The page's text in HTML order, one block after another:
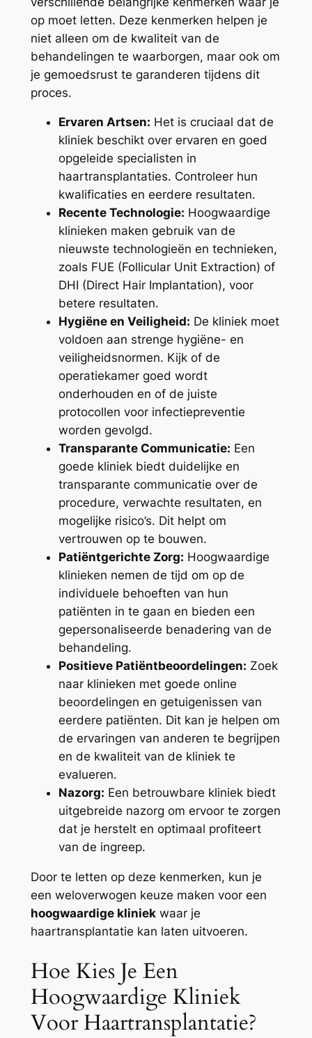
op moet letten. Deze kenmerken helpen je
niet alleen om de kwaliteit van de
behandelingen te waarborgen, maar ook om
je gemoedsrust te garanderen tijdens dit
proces.
Ervaren Artsen: Het is cruciaal dat de
kliniek beschikt over ervaren en goed
opgeleide specialisten in
haartransplantaties. Controleer hun
kwalificaties en eerdere resultaten.
Recente Technologie: Hoogwaardige
klinieken maken gebruik van de
nieuwste technologieën en technieken,
zoals FUE (Follicular Unit Extraction) of
DHI (Direct Hair Implantation), voor
betere resultaten.
Hygiëne en Veiligheid: De kliniek moet
voldoen aan strenge hygiëne- en
veiligheidsnormen. Kijk of de
operatiekamer goed wordt
onderhouden en of de juiste
protocollen voor infectiepreventie
worden gevolgd.
Transparante Communicatie: Een
goede kliniek biedt duidelijke en
transparante communicatie over de
procedure, verwachte resultaten, en
mogelijke risico’s. Dit helpt om
vertrouwen op te bouwen.
Patiëntgerichte Zorg: Hoogwaardige
klinieken nemen de tijd om op de
individuele behoeften van hun
patiënten in te gaan en bieden een
gepersonaliseerde benadering van de
behandeling.
Positieve Patiëntbeoordelingen: Zoek
naar klinieken met goede online
beoordelingen en getuigenissen van
eerdere patiënten. Dit kan je helpen om
de ervaringen van anderen te begrijpen
en de kwaliteit van de kliniek te
evalueren.
Nazorg: Een betrouwbare kliniek biedt
uitgebreide nazorg om ervoor te zorgen
dat je herstelt en optimaal profiteert
van de ingreep.
Door te letten op deze kenmerken, kun je
een weloverwogen keuze maken voor een
hoogwaardige kliniekwaar je
haartransplantatie kan laten uitvoeren.
Hoe Kies Je Een
Hoogwaardige Kliniek
Voor Haartransplantatie?